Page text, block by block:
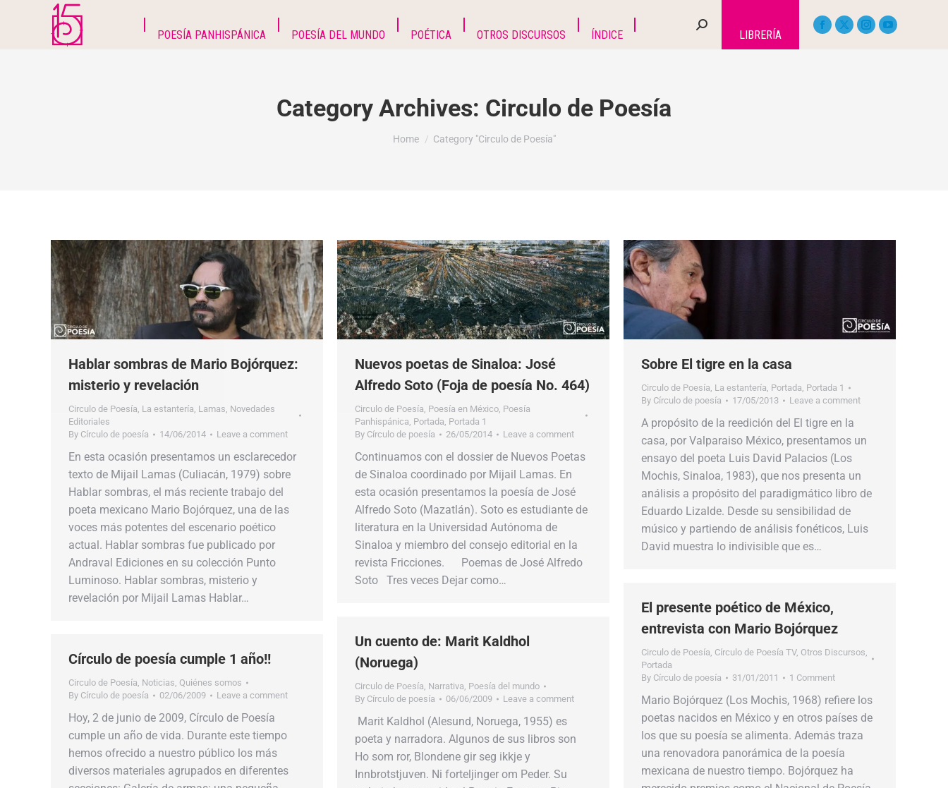
POESÍA PANHISPÁNICA POESÍA DEL MUNDO POÉTICA OTROS DISCURSOS ÍNDICE LIBRERÍA
Category Archives: Circulo de Poesía
You are here:
Home Category "Circulo de Poesía"
Hablar sombras de Mario Bojórquez:
misterio y revelación
Circulo de Poesía La estantería Lamas Novedades
Editoriales
By Círculo de poesía 14/06/2014 Leave a comment
En esta ocasión presentamos un esclarecedor
texto de Mijail Lamas (Culiacán, 1979) sobre
Hablar sombras, el más reciente trabajo del
poeta mexicano Mario Bojórquez, una de las
voces más potentes del escenario poético
actual. Hablar sombras fue publicado por
Andraval Ediciones en su colección Punto
Luminoso. Hablar sombras, misterio y
revelación por Mijail Lamas Hablar…
Nuevos poetas de Sinaloa: José
Alfredo Soto (Foja de poesía No. 464)
Circulo de Poesía Poesía en México Poesía
Panhispánica Portada Portada 1
By Círculo de poesía 26/05/2014 Leave a comment
Continuamos con el dossier de Nuevos Poetas
de Sinaloa coordinado por Mijail Lamas. En
esta ocasión presentamos la poesía de José
Alfredo Soto (Mazatlán). Soto es estudiante de
literatura en la Universidad Autónoma de
Sinaloa y miembro del consejo editorial en la
revista Fricciones. Poemas de José Alfredo
Soto Tres veces Dejar como…
Sobre El tigre en la casa
Circulo de Poesía La estantería Portada Portada 1
By Círculo de poesía 17/05/2013 Leave a comment
A propósito de la reedición del El tigre en la
casa, por Valparaiso México, presentamos un
ensayo del poeta Luis David Palacios (Los
Mochis, Sinaloa, 1983), que nos presenta un
análisis a propósito del paradigmático libro de
Eduardo Lizalde. Desde su sensibilidad de
músico y partiendo de análisis fonéticos, Luis
David muestra lo indivisible que es…
El presente poético de México,
entrevista con Mario Bojórquez
Circulo de Poesía, Círculo de Poesía TV, Otros Discursos,
Portada
By Círculo de poesía 31/01/2011 1 Comment
Mario Bojórquez (Los Mochis, 1968) refiere los
poetas nacidos en México y en otros países de
los que su poesía se alimenta. Además traza
una renovadora panorámica de la poesía
mexicana de nuestro tiempo. Bojórquez ha
Un cuento de: Marit Kaldhol
(Noruega)
Circulo de Poesía, Narrativa, Poesía del mundo
By Círculo de poesía 06/06/2009 Leave a comment
Marit Kaldhol (Alesund, Noruega, 1955) es
poeta y narradora. Algunos de sus libros son
Ho som ror, Blondene gir seg ikkje y
Innbrotstjuven. Ni forteljinger om Peder. Su
Círculo de poesía cumple 1 año!!
Circulo de Poesía, Noticias, Quiénes somos
By Círculo de poesía 02/06/2009 Leave a comment
Hoy, 2 de junio de 2009, Círculo de Poesía
cumple un año de vida. Durante este tiempo
hemos ofrecido a nuestro público los más
diversos materiales agrupados en diferentes